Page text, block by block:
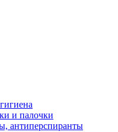
и палочки
антиперспиранты